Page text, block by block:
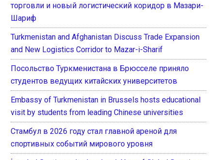
торговли и новый логистический коридор в Мазари-
Шариф
Turkmenistan and Afghanistan Discuss Trade Expansion
and New Logistics Corridor to Mazar-i-Sharif
Посольство Туркменистана в Брюсселе приняло
студентов ведущих китайских университетов
Embassy of Turkmenistan in Brussels hosts educational
visit by students from leading Chinese universities
Стамбул в 2026 году стал главной ареной для
спортивных событий мирового уровня